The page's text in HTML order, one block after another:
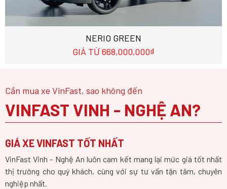
NERIO GREEN
GIÁ TỪ 668,000,000₫
Cần mua xe VinFast, sao không đến
VINFAST VINH - NGHỆ AN?
GIÁ XE VINFAST TỐT NHẤT
VinFast Vinh - Nghệ An luôn cam kết mang lại mức giá tốt nhất
thị trường cho quý khách, cùng với sự tư vấn tận tâm, chuyên
nghiệp nhất.